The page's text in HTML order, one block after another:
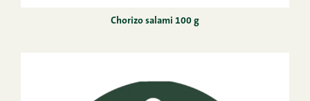
Chorizo salami 100 g